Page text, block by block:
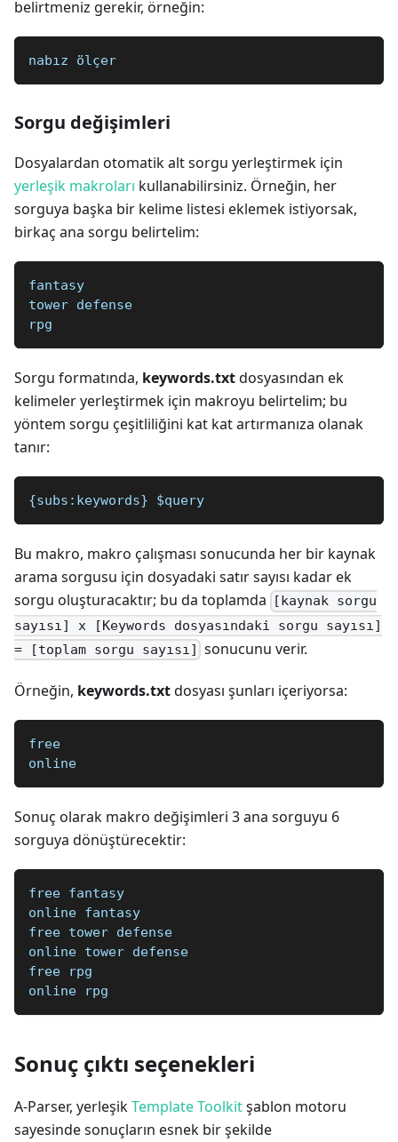
belirtmeniz gerekir, örneğin:
nabız ölçer
Sorgu değişimleri
Dosyalardan otomatik alt sorgu yerleştirmek için
yerleşik makroları kullanabilirsiniz. Örneğin, her
sorguya başka bir kelime listesi eklemek istiyorsak,
birkaç ana sorgu belirtelim:
fantasy
tower defense
rpg
Sorgu formatında, keywords.txtdosyasından ek
kelimeler yerleştirmek için makroyu belirtelim; bu
yöntem sorgu çeşitliliğini kat kat artırmanıza olanak
tanır:
{subs:keywords} $query
Bu makro, makro çalışması sonucunda her bir kaynak
arama sorgusu için dosyadaki satır sayısı kadar ek
sorgu oluşturacaktır; bu da toplamda
[kaynak sorgu
sayısı] x [Keywords dosyasındaki sorgu sayısı]
= [toplam sorgu sayısı] sonucunu verir.
Örneğin, keywords.txtdosyası şunları içeriyorsa:
free
online
Sonuç olarak makro değişimleri 3 ana sorguyu 6
sorguya dönüştürecektir:
free fantasy
online fantasy
free tower defense
online tower defense
free rpg
online rpg
Sonuç çıktı seçenekleri
A-Parser, yerleşikTemplate Toolkitşablon motoru
sayesinde sonuçların esnek bir şekilde